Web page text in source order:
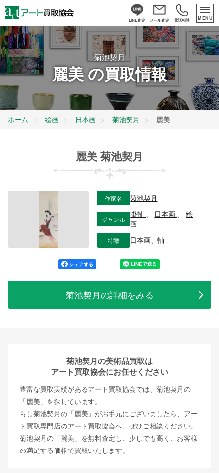
LINE査定 メール査定 電話相談 MENU
菊池契月
麗美 の買取情報
ホーム 絵画 日本画 菊池契月 麗美
麗美 菊池契月
作家名 菊池契月
ジャンル
掛軸 日本画 、絵
画
特徴 日本画、軸
シェアする
菊池契月の詳細をみる
菊池契月の美術品買取は
アート買取協会にお任せください
豊富な買取実績があるアート買取協会では、菊池契月の
「麗美」を探しています。
もし菊池契月の「麗美」がお手元にございましたら、アー
ト買取専門店のアート買取協会へ、ぜひご相談ください。
菊池契月の「麗美」を無料査定し、少しでも高く、お客様
の満足する価格で買取いたします。